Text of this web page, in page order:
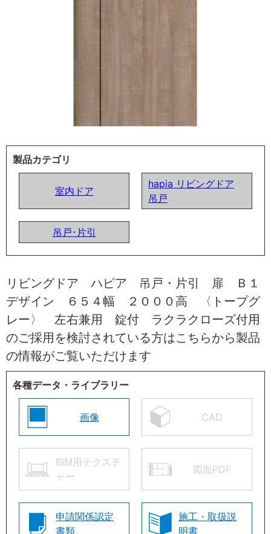
製品カテゴリ
室内ドア
hapia リビングドア
吊戸
吊戸･片引
リビングドア ハピア 吊戸・片引 扉 Ｂ１
デザイン ６５４幅 ２０００高 〈トープグ
レー〉 左右兼用 錠付 ラクラクローズ付用
のご採用を検討されている方はこちらから製品
の情報がご覧いただけます
各種データ・ライブラリー
画像 CAD
BIM用テクスチ
ャー
図面PDF
申請関係認定
書類
施工・取扱説
明書